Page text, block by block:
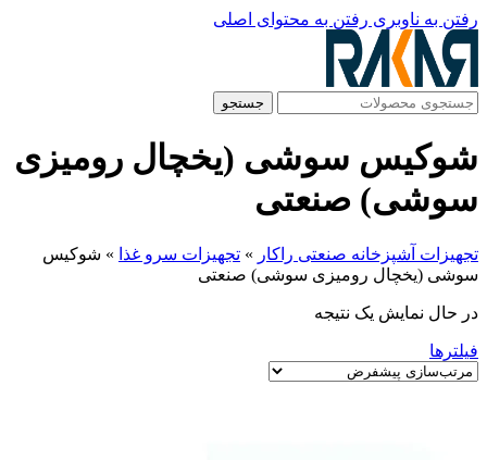
رفتن به ناوبری رفتن به محتوای اصلی
جستجو
شوکیس سوشی (یخچال رومیزی
سوشی) صنعتی
تجهیزات آشپزخانه صنعتی راکار » تجهیزات سرو غذا » شوکیس
سوشی (یخچال رومیزی سوشی) صنعتی
در حال نمایش یک نتیجه
فیلترها